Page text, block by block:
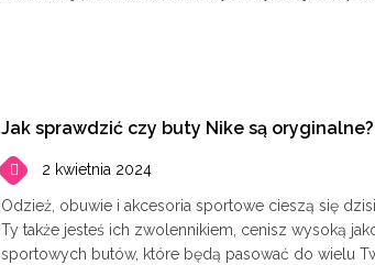
Jak sprawdzić czy buty Nike są
2 kwietnia 2024
Odzież, obuwie i akcesoria sportowe cieszą się
Ty także jesteś ich zwolennikiem, cenisz wysoką
sportowych butów, które będą pasować do wielu